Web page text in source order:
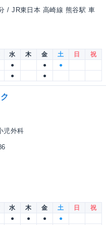
/ JR東日本 高崎線 熊谷駅 車
水 木 金 土 日
祝
● ●
●
● ●
児外科
水 木 金 土 日
祝
● ● ●
●